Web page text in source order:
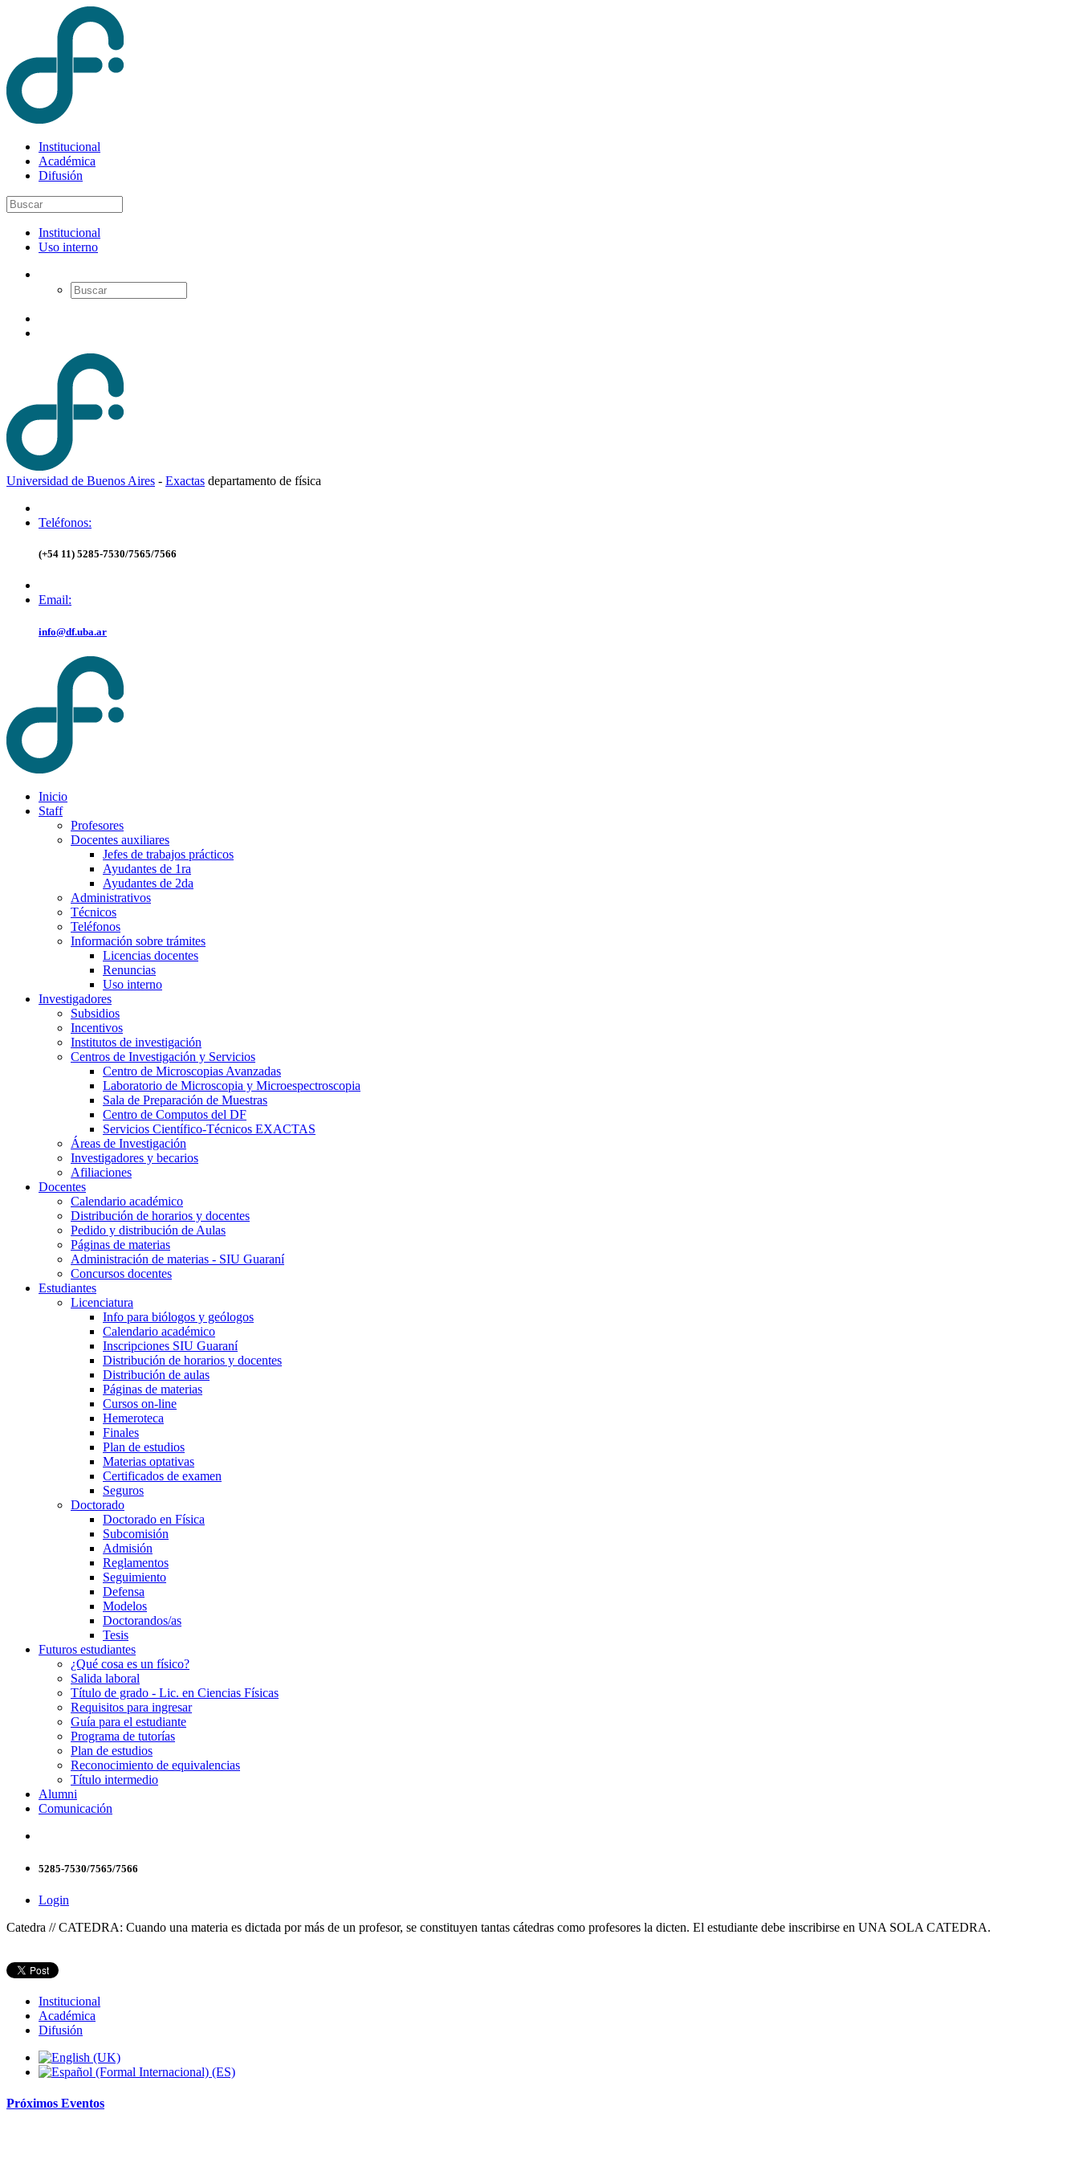
Institucional
Académica
Difusión
Institucional
Uso interno
Universidad de Buenos Aires - Exactas departamento de física
Teléfonos:
(+54 11) 5285-7530/7565/7566
Email:
info@df.uba.ar
Inicio
Staff
Profesores
Docentes auxiliares
Jefes de trabajos prácticos
Ayudantes de 1ra
Ayudantes de 2da
Administrativos
Técnicos
Teléfonos
Información sobre trámites
Licencias docentes
Renuncias
Uso interno
Investigadores
Subsidios
Incentivos
Institutos de investigación
Centros de Investigación y Servicios
Centro de Microscopias Avanzadas
Laboratorio de Microscopia y Microespectroscopia
Sala de Preparación de Muestras
Centro de Computos del DF
Servicios Científico-Técnicos EXACTAS
Áreas de Investigación
Investigadores y becarios
Afiliaciones
Docentes
Calendario académico
Distribución de horarios y docentes
Pedido y distribución de Aulas
Páginas de materias
Administración de materias - SIU Guaraní
Concursos docentes
Estudiantes
Licenciatura
Info para biólogos y geólogos
Calendario académico
Inscripciones SIU Guaraní
Distribución de horarios y docentes
Distribución de aulas
Páginas de materias
Cursos on-line
Hemeroteca
Finales
Plan de estudios
Materias optativas
Certificados de examen
Seguros
Doctorado
Doctorado en Física
Subcomisión
Admisión
Reglamentos
Seguimiento
Defensa
Modelos
Doctorandos/as
Tesis
Futuros estudiantes
¿Qué cosa es un físico?
Salida laboral
Título de grado - Lic. en Ciencias Físicas
Requisitos para ingresar
Guía para el estudiante
Programa de tutorías
Plan de estudios
Reconocimiento de equivalencias
Título intermedio
Alumni
Comunicación
5285-7530/7565/7566
Login
Catedra // CATEDRA: Cuando una materia es dictada por más de un profesor, se constituyen tantas cátedras como profesores la dicten. El estudiante debe inscribirse en UNA SOLA CATEDRA.
Institucional
Académica
Difusión
Próximos Eventos